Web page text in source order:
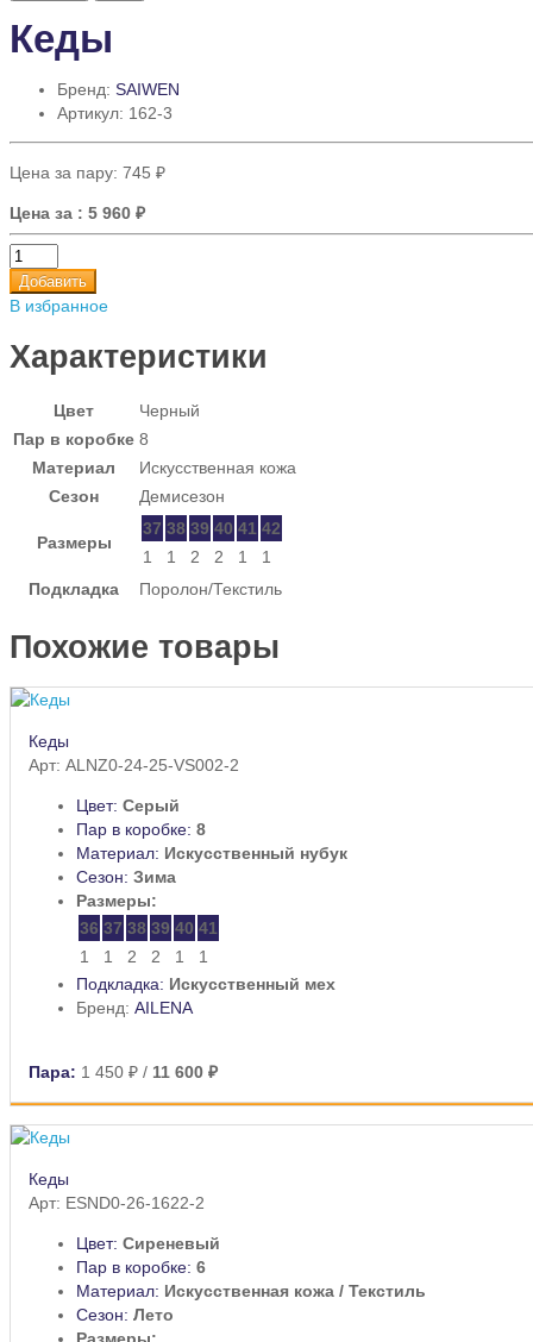
Кеды
Бренд: SAIWEN
Артикул: 162-3
Цена за пару: 745 ₽
Цена за : 5 960 ₽
Добавить
В избранное
Характеристики
Цвет
Черный
Пар в коробке 8
Материал
Искусственная кожа
Сезон
Демисезон
Размеры
37 38 39 40 41 42
1
1 2 2 1
1
Подкладка
Поролон/Текстиль
Похожие товары
Кеды
Арт: ALNZ0-24-25-VS002-2
Цвет: Серый
Пар в коробке: 8
Материал: Искусственный нубук
Сезон: Зима
Размеры:
36 37 38 39 40 41
1
1 2 2 1
1
Подкладка: Искусственный мех
Бренд: AILENA
Пара: 1 450 ₽ / 11 600 ₽
Кеды
Арт: ESND0-26-1622-2
Цвет: Сиреневый
Пар в коробке: 6
Материал: Искусственная кожа / Текстиль
Сезон: Лето